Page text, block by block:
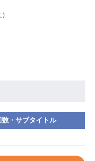
数・サブタイトル